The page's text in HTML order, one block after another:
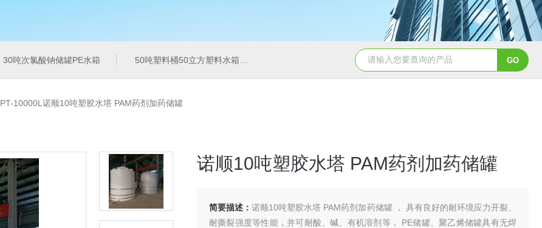
30吨次氯酸钠储罐PE水箱 50吨塑料桶50立方塑料水箱pe水箱 50吨pe塑料水箱储水罐 40吨PE塑料防腐储罐
PT-10000L诺顺10吨塑胶水塔 PAM药剂加药储罐
诺顺10吨塑胶水塔 PAM药剂加药储罐
简要描述：诺顺10吨塑胶水塔 PAM药剂加药储罐 ， 具有良好的耐环境应力开裂、
耐撕裂强度等性能，并可耐酸、碱、有机溶剂等， PE储罐、聚乙烯储罐具有无焊